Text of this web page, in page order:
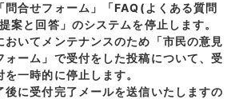
問合せフォーム」「FAQ(よくある質問
案と回答」のシステムを停止します。
おいてメンテナンスのため「市民の意見
ォーム」で受付をした投稿について、受
一時的に停止します。
後に受付完了メールを送信いたしますの